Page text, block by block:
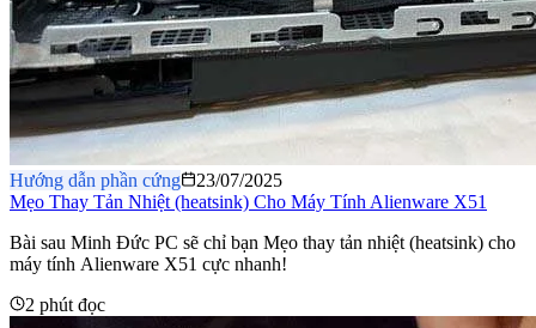
Hướng dẫn phần cứng
23/07/2025
Mẹo Thay Tản Nhiệt (heatsink) Cho Máy Tính Alienware X51
Bài sau Minh Đức PC sẽ chỉ bạn Mẹo thay tản nhiệt (heatsink) cho
máy tính Alienware X51 cực nhanh!
2 phút đọc